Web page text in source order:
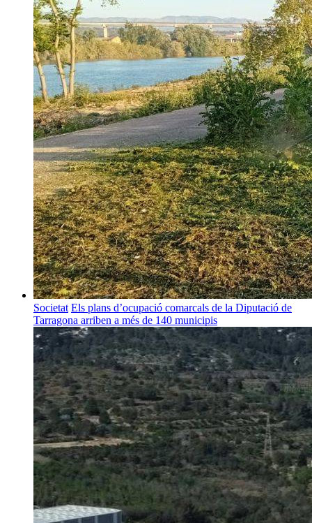
Societat Els plans d’ocupació comarcals de la Diputació de
Tarragona arriben a més de 140 municipis